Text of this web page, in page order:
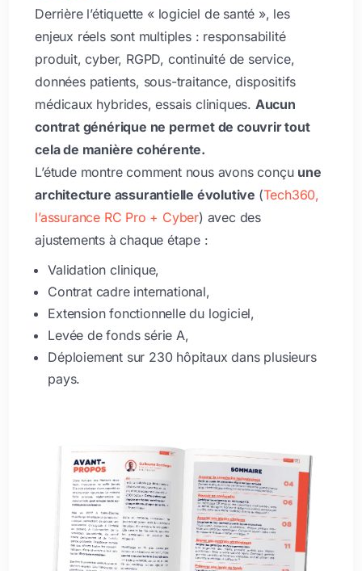
Derrière l’étiquette « logiciel de santé », les
enjeux réels sont multiples : responsabilité
produit, cyber, RGPD, continuité de service,
données patients, sous-traitance, dispositifs
médicaux hybrides, essais cliniques. Aucun
contrat générique ne permet de couvrir tout
cela de manière cohérente.
L’étude montre comment nous avons conçu une
architecture assurantielle évolutive (Tech360,
l’assurance RC Pro + Cyber) avec des
ajustements à chaque étape :
Validation clinique,
Contrat cadre international,
Extension fonctionnelle du logiciel,
Levée de fonds série A,
Déploiement sur 230 hôpitaux dans plusieurs
pays.